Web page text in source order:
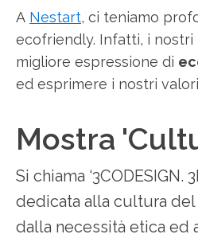
A Nestart, ci teniamo
ecofriendly. Infatti, i
migliore espressione di
ed esprimere i nostri
Mostra
Si chiama
dedicata alla cultura
dalla necessità etica ed